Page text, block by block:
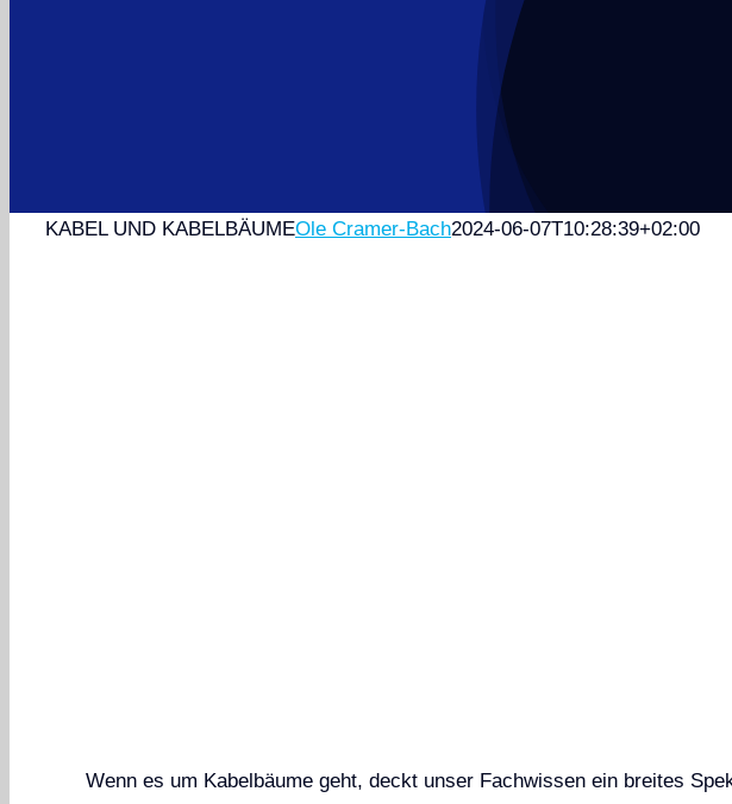
KABEL UND KABELBÄUMEOle Cramer-Bach2024-06-07T10:28:39+02:00
Wenn es um Kabelbäume geht, deckt unser Fachwissen ein breites